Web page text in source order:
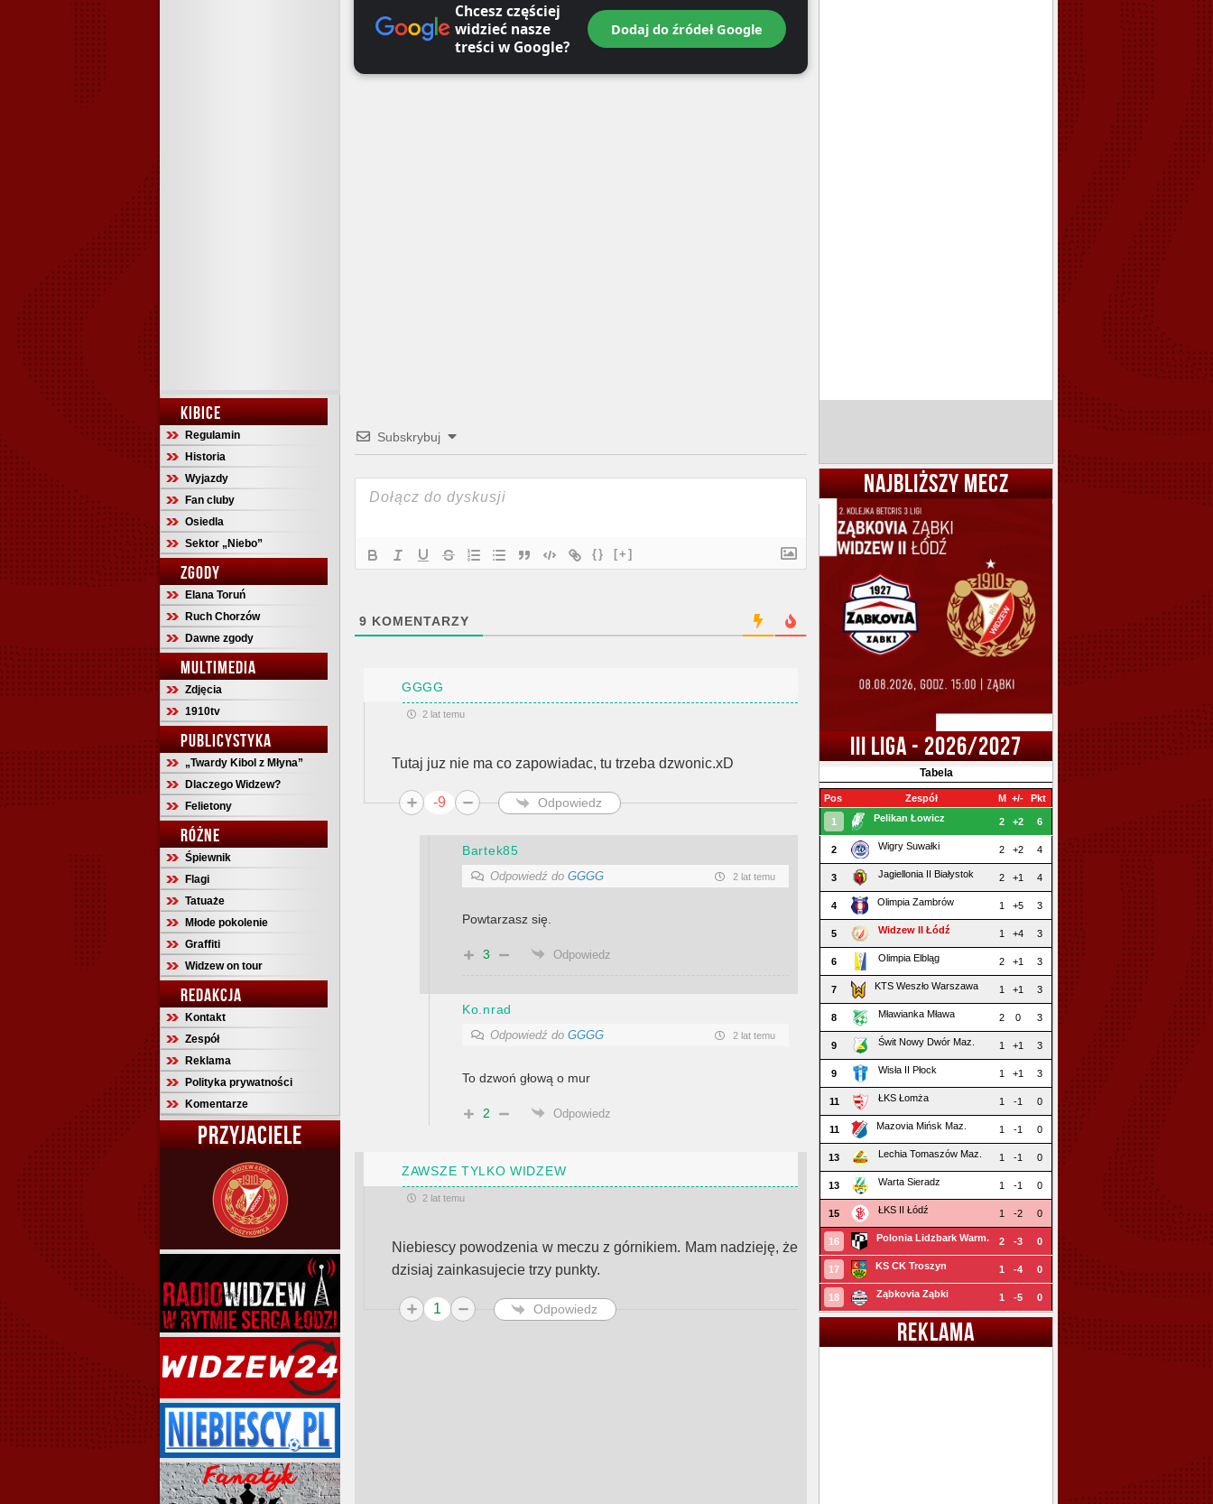
KIBICE
Regulamin
Historia
Wyjazdy
Fan cluby
Osiedla
Sektor „Niebo”
ZGODY
Elana Toruń
Ruch Chorzów
Dawne zgody
MULTIMEDIA
Zdjęcia
1910tv
PUBLICYSTYKA
„Twardy Kibol z Młyna”
Dlaczego Widzew?
Felietony
RÓŻNE
Śpiewnik
Flagi
Tatuaże
Młode pokolenie
Graffiti
Widzew on tour
REDAKCJA
Kontakt
Zespół
Reklama
Polityka prywatności
Komentarze
PRZYJACIELE
Chcesz częściej
widzieć nasze
treści w Google?
Dodaj do źródeł Google
Subskrybuj
{} [+]
9 KOMENTARZY
GGGG
2 lat temu
Tutaj juz nie ma co zapowiadac, tu trzeba dzwonic.xD
-9 Odpowiedz
Bartek85
Odpowiedź do GGGG 2 lat temu
Powtarzasz się.
3 Odpowiedz
Ko.nrad
Odpowiedź do GGGG 2 lat temu
To dzwoń głową o mur
2 Odpowiedz
ZAWSZE TYLKO WIDZEW
2 lat temu
Niebiescy powodzenia w meczu z górnikiem. Mam nadzieję, że
dzisiaj zainkasujecie trzy punkty.
1 Odpowiedz
NAJBLIŻSZY MECZ
III LIGA - 2026/2027
Tabela
Pos Zespół M +/- Pkt
1 Pelikan Łowicz 2 +2 6
2 Wigry Suwałki 2 +2 4
3 Jagiellonia II Białystok 2 +1 4
4 Olimpia Zambrów 1 +5 3
5 Widzew II Łódź 1 +4 3
6 Olimpia Elbląg 2 +1 3
7 KTS Weszło Warszawa 1 +1 3
8 Mławianka Mława 2 0 3
9 Świt Nowy Dwór Maz. 1 +1 3
9 Wisła II Płock 1 +1 3
11 ŁKS Łomża 1 -1 0
11 Mazovia Mińsk Maz. 1 -1 0
13 Lechia Tomaszów Maz. 1 -1 0
13 Warta Sieradz 1 -1 0
15 ŁKS II Łódź 1 -2 0
16 Polonia Lidzbark Warm. 2 -3 0
17 KS CK Troszyn 1 -4 0
18 Ząbkovia Ząbki 1 -5 0
REKLAMA